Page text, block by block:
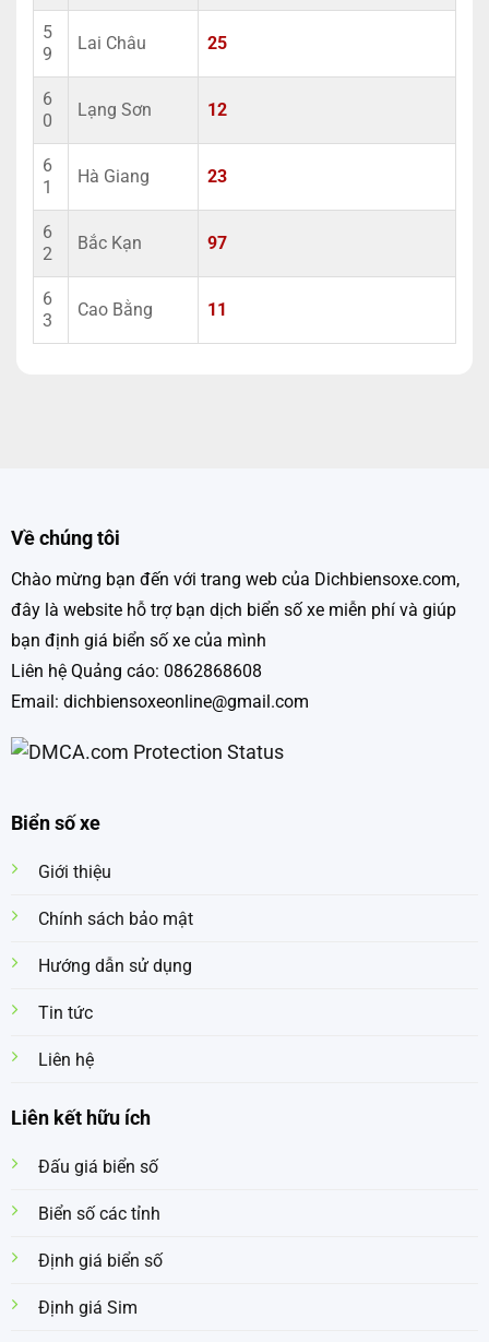
5
9
Lai Châu 25
6
0
Lạng Sơn 12
6
1
Hà Giang 23
6
2
Bắc Kạn 97
6
3
Cao Bằng 11
Về chúng tôi
Chào mừng bạn đến với trang web của Dichbiensoxe.com,
đây là website hỗ trợ bạn dịch biển số xe miễn phí và giúp
bạn định giá biển số xe của mình
Liên hệ Quảng cáo: 0862868608
Email: dichbiensoxeonline@gmail.com
Biển số xe
Giới thiệu
Chính sách bảo mật
Hướng dẫn sử dụng
Tin tức
Liên hệ
Liên kết hữu ích
Đấu giá biển số
Biển số các tỉnh
Định giá biển số
Định giá Sim